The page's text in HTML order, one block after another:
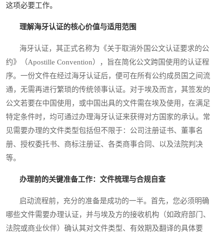
这项必要工作。
理解海牙认证的核心价值与适用范围
海牙认证，其正式名称为《关于取消外国公文认证要求的公
约》（Apostille Convention），旨在简化公文跨国使用的认证程
序。一份文件在经过海牙认证后，便可在所有公约成员国之间流
通，无需再进行繁琐的传统领事认证。对于埃及而言，其签发的
公文若要在中国使用，或中国出具的文件需在埃及使用，在满足
特定条件时，均可通过办理海牙认证来获得对方国家的承认。常
见需要办理的文件类型包括但不限于：公司注册证书、董事名
册、授权委托书、商标注册证、各类商事合同、以及法院判决
等。
办理前的关键准备工作：文件梳理与合规自查
启动流程前，充分的准备是成功的一半。首先，您必须明确
哪些文件需要办理认证，并与埃及方的接收机构（如政府部门、
法院或商业伙伴）确认其对文件类型、有效期及翻译的具体要